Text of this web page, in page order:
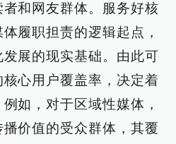
和网友群体。服务好核
履职担责的逻辑起点，
展的现实基础。由此可
心用户覆盖率，决定着
如，对于区域性媒体，
价值的受众群体，其覆